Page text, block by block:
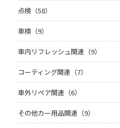
点検（58）
車検（9）
車内リフレッシュ関連（9）
コーティング関連（7）
車外リペア関連（6）
その他カー用品関連（9）